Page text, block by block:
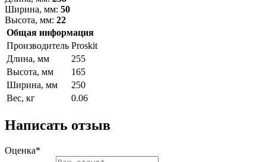
Ширина, мм: 50
Высота, мм: 22
Общая информация
Производитель Proskit
Длина, мм
255
Высота, мм
165
Ширина, мм
250
Вес, кг
0.06
Написать отзыв
Оценка*